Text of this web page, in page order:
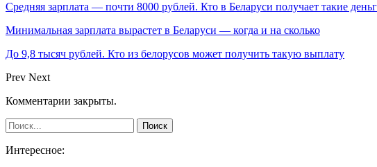
Средняя зарплата — почти 8000 рублей. Кто в Беларуси получает такие
Минимальная зарплата вырастет в Беларуси — когда и на сколько
До 9,8 тысяч рублей. Кто из белорусов может получить такую выплату
Prev Next
Комментарии закрыты.
Интересное: